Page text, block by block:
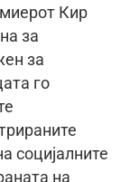
Кир
за
за
го
социјалните
на